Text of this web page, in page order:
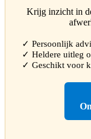
Krijg inzicht in
✓ Persoonlijk
✓ Heldere uitleg
✓ Geschikt voor